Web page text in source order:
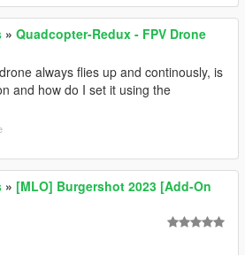
» Quadcopter-Redux - FPV Drone
always flies up and continously, is
and how do I set it using the
» [MLO] Burgershot 2023 [Add-On